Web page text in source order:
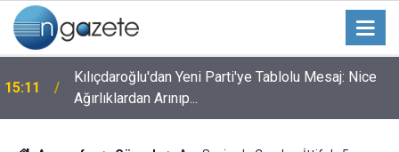
15:11
Kılıçdaroğlu'dan Yeni Parti'ye Tablolu Mesaj: Nice
Ağırlıklardan Arınıp...